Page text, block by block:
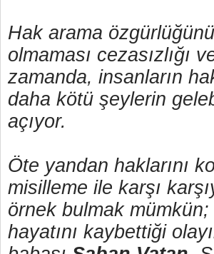
Hak arama
olmaması cezasızlığı
zamanda, insanların
daha kötü şeylerin
açıyor.
Öte yandan haklarını
misilleme ile karşı
örnek bulmak mümkün;
hayatını kaybettiği